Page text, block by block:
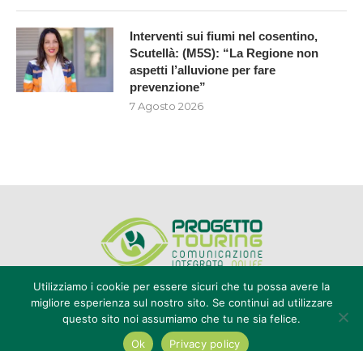
Interventi sui fiumi nel cosentino,
Scutellà: (M5S): “La Regione non
aspetti l’alluvione per fare
prevenzione”
7 Agosto 2026
Editore Progetto Touring srl - iscrizione al ROC n°20616 - P.IVA e CF
02636800803 - Reg. Tribunale Reggio Calabria n° 04/1976 -
Utilizziamo i cookie per essere sicuri che tu possa avere la
migliore esperienza sul nostro sito. Se continui ad utilizzare
questo sito noi assumiamo che tu ne sia felice.
Ok
Privacy policy